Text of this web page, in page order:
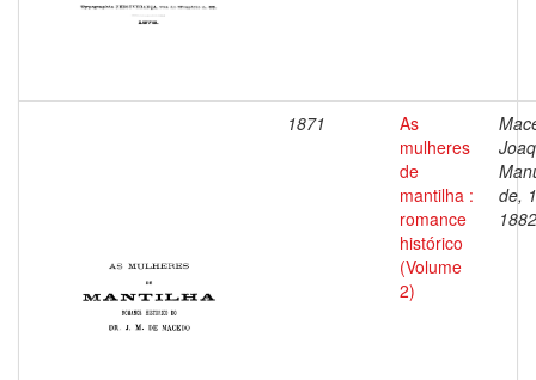
1871
As
mulheres
de
mantilha :
romance
histórico
(Volume
2)
de,
1882